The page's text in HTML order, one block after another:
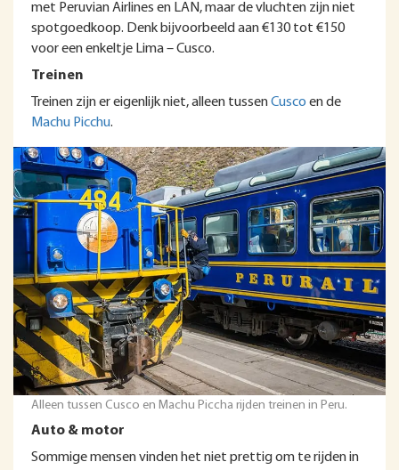
met Peruvian Airlines en LAN, maar de vluchten zijn niet
spotgoedkoop. Denk bijvoorbeeld aan €130 tot €150
voor een enkeltje Lima – Cusco.
Treinen
Treinen zijn er eigenlijk niet, alleen tussenCusco en de
Machu Picchu.
Alleen tussen Cusco en Machu Piccha rijden treinen in Peru.
Auto & motor
Sommige mensen vinden het niet prettig om te rijden in